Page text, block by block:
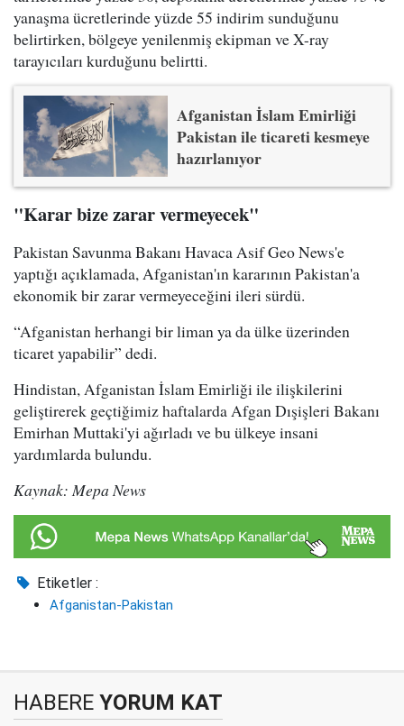
yanaşma ücretlerinde yüzde 55 indirim sunduğunu
belirtirken, bölgeye yenilenmiş ekipman ve X-ray
tarayıcıları kurduğunu belirtti.
Afganistan İslam Emirliği
Pakistan ile ticareti kesmeye
hazırlanıyor
"Karar bize zarar vermeyecek"
Pakistan Savunma Bakanı Havaca Asif Geo News'e
yaptığı açıklamada, Afganistan'ın kararının Pakistan'a
ekonomik bir zarar vermeyeceğini ileri sürdü.
“Afganistan herhangi bir liman ya da ülke üzerinden
ticaret yapabilir” dedi.
Hindistan, Afganistan İslam Emirliği ile ilişkilerini
geliştirerek geçtiğimiz haftalarda Afgan Dışişleri Bakanı
Emirhan Muttaki'yi ağırladı ve bu ülkeye insani
yardımlarda bulundu.
Kaynak: Mepa News
Etiketler :
Afganistan-Pakistan
HABERE YORUM KAT